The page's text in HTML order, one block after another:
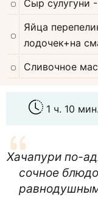
Сыр сулугуни
Яйца
лодочек+на
Сливочное
1 ч. 10 мин.
Хачапури по-
сочное
равнодушным